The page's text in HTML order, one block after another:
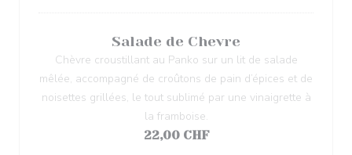
Salade de Chevre
Chèvre croustillant au Panko sur un lit de salade
mêlée, accompagné de croûtons de pain d’épices et de
noisettes grillées, le tout sublimé par une vinaigrette à
la framboise.
22,00 CHF